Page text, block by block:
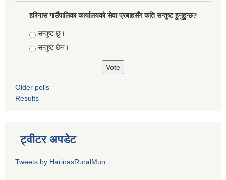
हरिनास गाउँपालिका कार्यालयको सेवा प्रबाहसँग कति सन्तुष्ट हुनुहुन्छ?
Choices
सन्तुष्ट छु।
सन्तुष्ट छैन।
Older polls
Results
ट्वीटर अपडेट
Tweets by HarinasRuralMun